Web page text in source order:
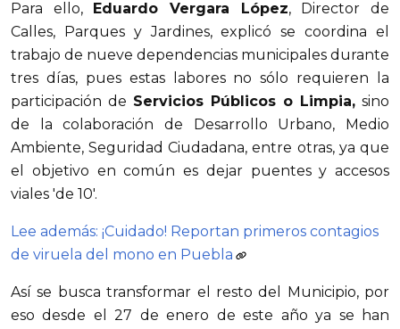
Para ello, Eduardo Vergara López, Director de
Calles, Parques y Jardines, explicó se coordina el
trabajo de nueve dependencias municipales durante
tres días, pues estas labores no sólo requieren la
participación de Servicios Públicos o Limpia, sino
de la colaboración de Desarrollo Urbano, Medio
Ambiente, Seguridad Ciudadana, entre otras, ya que
el objetivo en común es dejar puentes y accesos
viales 'de 10'.
Lee además: ¡Cuidado! Reportan primeros contagios
de viruela del mono en Puebla
Así se busca transformar el resto del Municipio, por
eso desde el 27 de enero de este año ya se han